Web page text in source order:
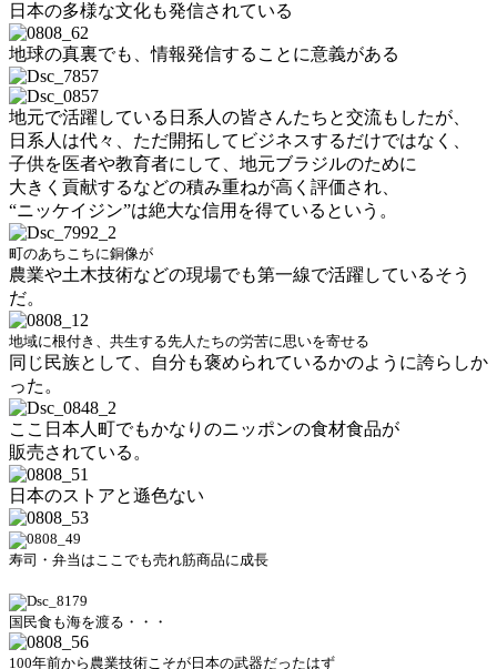
日本の多様な文化も発信されている
地球の真裏でも、情報発信することに意義がある
地元で活躍している日系人の皆さんたちと交流もしたが、
日系人は代々、ただ開拓してビジネスするだけではなく、
子供を医者や教育者にして、地元ブラジルのために
大きく貢献するなどの積み重ねが高く評価され、
“ニッケイジン”は絶大な信用を得ているという。
町のあちこちに銅像が
農業や土木技術などの現場でも第一線で活躍しているそう
だ。
地域に根付き、共生する先人たちの労苦に思いを寄せる
同じ民族として、自分も褒められているかのように誇らしか
った。
ここ日本人町でもかなりのニッポンの食材食品が
販売されている。
日本のストアと遜色ない
寿司・弁当はここでも売れ筋商品に成長
国民食も海を渡る・・・
100年前から農業技術こそが日本の武器だったはず